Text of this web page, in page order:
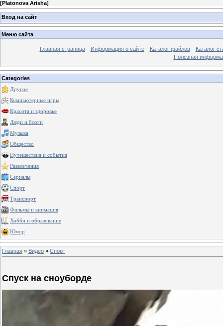
[Platonova Arisha]
Вход на сайт
Меню сайта
Главная страница Информация о сайте Каталог файлов
Каталог
Полезная
Categories
Другое
Компьютерные игры
Красота и здоровье
Люди и блоги
Музыка
Общество
Путешествия и события
Развлечения
Сериалы
Спорт
Транспорт
Фильмы и анимация
Хобби и образование
Юмор
Главная » Видео » Спорт
Спуск на сноуборде